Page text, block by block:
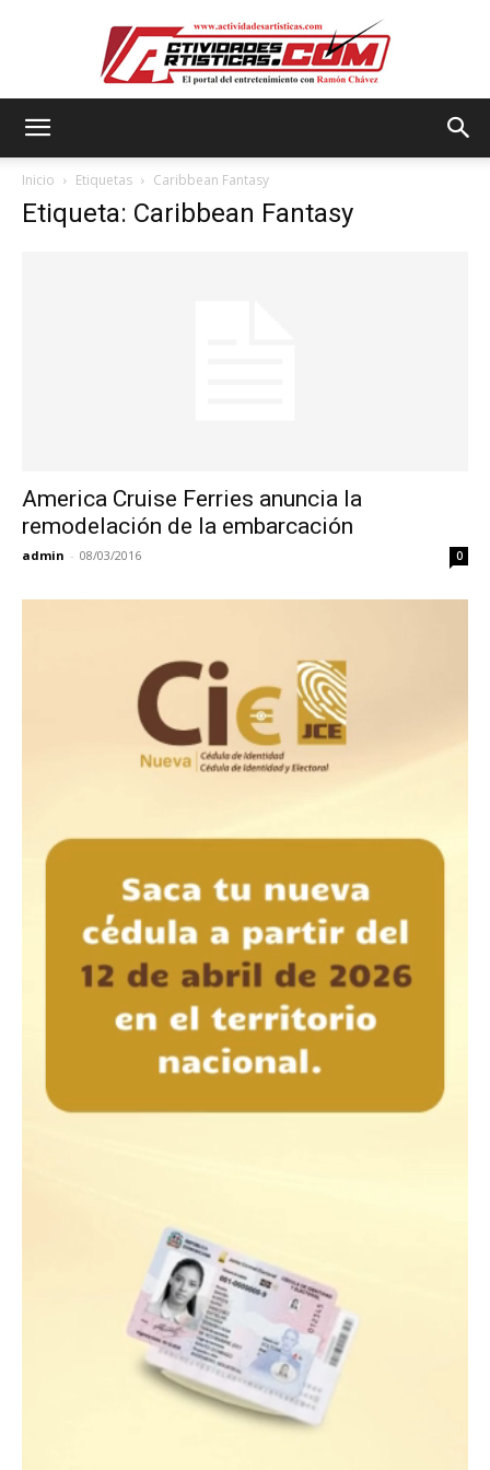
Inicio Etiquetas Caribbean Fantasy
Etiqueta: Caribbean Fantasy
America Cruise Ferries anuncia la
remodelación de la embarcación
admin - 08/03/2016 0